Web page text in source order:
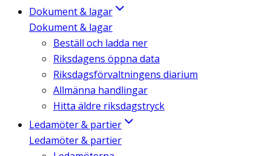
Dokument & lagar
Dokument & lagar
Beställ och ladda ner
Riksdagens öppna data
Riksdagsförvaltningens diarium
Allmänna handlingar
Hitta äldre riksdagstryck
Ledamöter & partier
Ledamöter & partier